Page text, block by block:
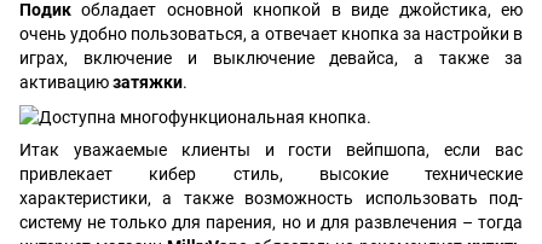
Подикобладает основной кнопкой в виде джойстика, ею
очень удобно пользоваться, а отвечает кнопка за настройки в
играх, включение и выключение девайса, а также за
активациюзатяжки.
Итак уважаемые клиенты и гости вейпшопа, если вас
привлекает кибер стиль, высокие технические
характеристики, а также возможность использовать под-
систему не только для парения, но и для развлечения – тогда